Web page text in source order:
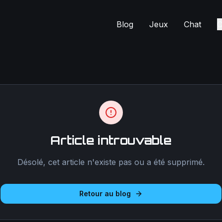
Blog Jeux Chat
Article introuvable
Désolé, cet article n'existe pas ou a été supprimé.
Retour au blog